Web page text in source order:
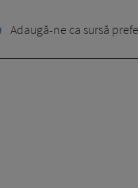
Adaugă-ne ca sursă